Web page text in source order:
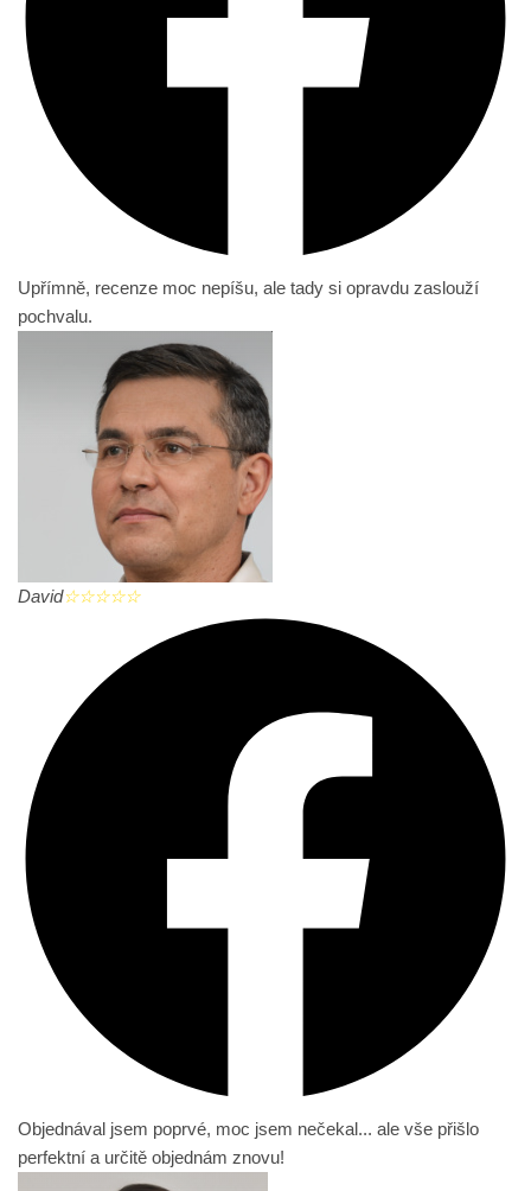
Upřímně, recenze moc nepíšu, ale tady si opravdu zaslouží
pochvalu.
David☆☆☆☆☆
Objednával jsem poprvé, moc jsem nečekal... ale vše přišlo
perfektní a určitě objednám znovu!